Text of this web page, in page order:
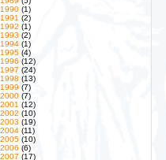
1990 (1)
1991 (2)
1992 (1)
1993 (2)
1994 (1)
1995 (4)
1996 (12)
1997 (24)
1998 (13)
1999 (7)
2000 (7)
2001 (12)
2002 (10)
2003 (19)
2004 (11)
2005 (10)
2006 (6)
2007 (17)